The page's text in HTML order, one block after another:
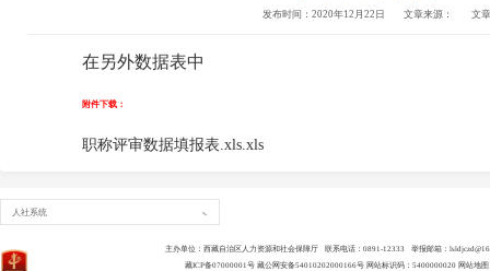
发布时间：2020年12月22日 文章来源： 文
在另外数据表中
附件下载：
职称评审数据填报表.xls.xls
人社系统
主办单位：西藏自治区人力资源和社会保障厅 联系电话：0891-12333 举报邮箱：
藏ICP备07000001号 藏公网安备54010202000166号 网站标识码：5400000020 网站地图